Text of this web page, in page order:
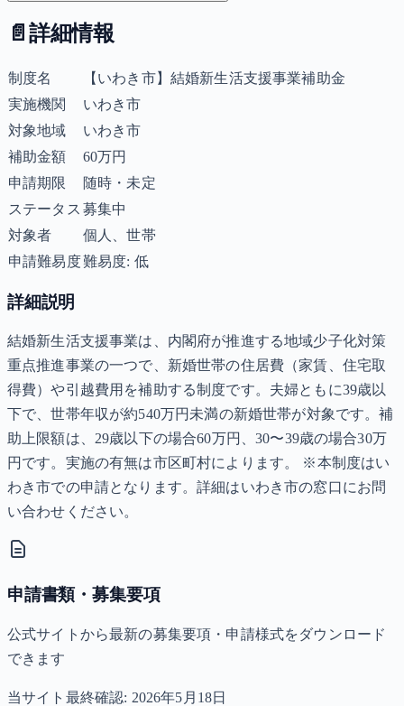
📄 詳細情報
制度名
【いわき市】結婚新生活支援事業補助金
実施機関
いわき市
対象地域
いわき市
補助金額
60万円
申請期限
随時・未定
ステータス 募集中
対象者
個人、世帯
申請難易度難易度: 低
詳細説明
結婚新生活支援事業は、内閣府が推進する地域少子化対策
重点推進事業の一つで、新婚世帯の住居費（家賃、住宅取
得費）や引越費用を補助する制度です。夫婦ともに39歳以
下で、世帯年収が約540万円未満の新婚世帯が対象です。補
助上限額は、29歳以下の場合60万円、30〜39歳の場合30万
円です。実施の有無は市区町村によります。 ※本制度はい
わき市での申請となります。詳細はいわき市の窓口にお問
い合わせください。
申請書類・募集要項
公式サイトから最新の募集要項・申請様式をダウンロード
できます
当サイト最終確認: 2026年5月18日